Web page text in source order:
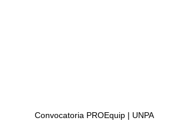
Convocatoria PROEquip | UNPA